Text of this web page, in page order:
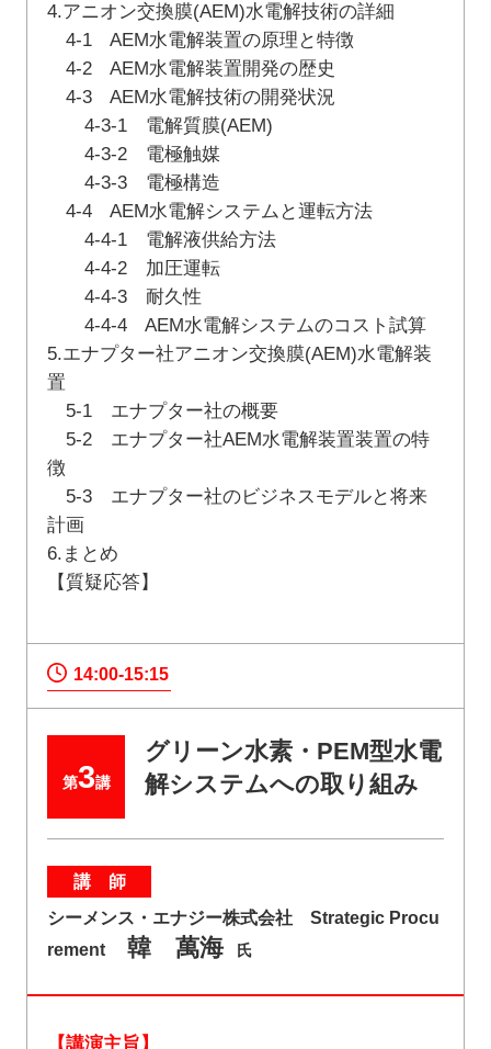
4.アニオン交換膜(AEM)水電解技術の詳細
4-1 AEM水電解装置の原理と特徴
4-2 AEM水電解装置開発の歴史
4-3 AEM水電解技術の開発状況
4-3-1 電解質膜(AEM)
4-3-2 電極触媒
4-3-3 電極構造
4-4 AEM水電解システムと運転方法
4-4-1 電解液供給方法
4-4-2 加圧運転
4-4-3 耐久性
4-4-4 AEM水電解システムのコスト試算
5.エナプター社アニオン交換膜(AEM)水電解装
置
5-1 エナプター社の概要
5-2 エナプター社AEM水電解装置装置の特
徴
5-3 エナプター社のビジネスモデルと将来
計画
6.まとめ
【質疑応答】
14:00-15:15
第3講
グリーン水素・PEM型水電
解システムへの取り組み
講 師
シーメンス・エナジー株式会社 Strategic Procu
rement
韓 萬海 氏
【講演主旨】